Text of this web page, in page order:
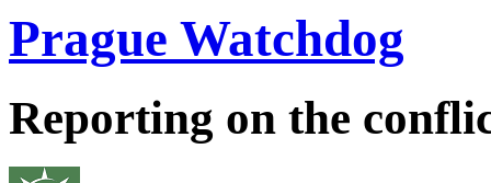
Prague Watchdog
Reporting on the